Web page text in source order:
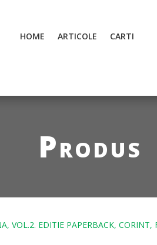
HOME ARTICOLE CARTI
Produs
VOL.2. EDITIE PAPERBACK, CORINT,